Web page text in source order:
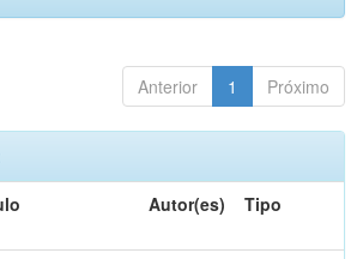
Anterior 1 Próximo
Autor(es) Tipo